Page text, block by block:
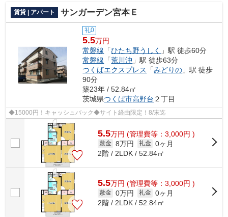
賃貸 | アパート サンガーデン宮本Ｅ
礼0
5.5万円
常磐線 「ひたち野うしく
」駅 徒歩60分
常磐線 「荒川沖 」駅 徒歩63分
つくばエクスプレス
「みどりの 」駅 徒歩
90分
築23年 / 52.84㎡
茨城県つくば市高野台 ２丁目
◆15000円！キャッシュバック◆サイト経由限定！8/末迄
5.5万円 (管理費等：3,000円 )
敷金 8万円 礼金 0ヶ月
2階 / 2LDK / 52.84㎡
5.5万円 (管理費等：3,000円 )
敷金 0万円 礼金 0ヶ月
2階 / 2LDK / 52.84㎡